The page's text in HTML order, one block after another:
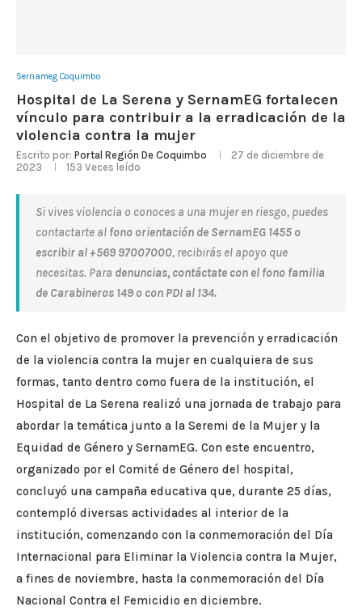
Sernameg Coquimbo
Hospital de La Serena y SernamEG fortalecen
vínculo para contribuir a la erradicación de la
violencia contra la mujer
Escrito por: Portal Región De Coquimbo
27 de diciembre de
2023
153 Veces leído
Si vives violencia o conoces a una mujer en riesgo, puedes
contactarte al fono orientación de SernamEG 1455 o
escribir al +569 97007000, recibirás el apoyo que
necesitas. Para denuncias, contáctate con el fono familia
de Carabineros 149 o con PDI al 134.
Con el objetivo de promover la prevención y erradicación
de la violencia contra la mujer en cualquiera de sus
formas, tanto dentro como fuera de la institución, el
Hospital de La Serena realizó una jornada de trabajo para
abordar la temática junto a la Seremi de la Mujer y la
Equidad de Género y SernamEG. Con este encuentro,
organizado por el Comité de Género del hospital,
concluyó una campaña educativa que, durante 25 días,
contempló diversas actividades al interior de la
institución, comenzando con la conmemoración del Día
Internacional para Eliminar la Violencia contra la Mujer,
a fines de noviembre, hasta la conmemoración del Día
Nacional Contra el Femicidio en diciembre.